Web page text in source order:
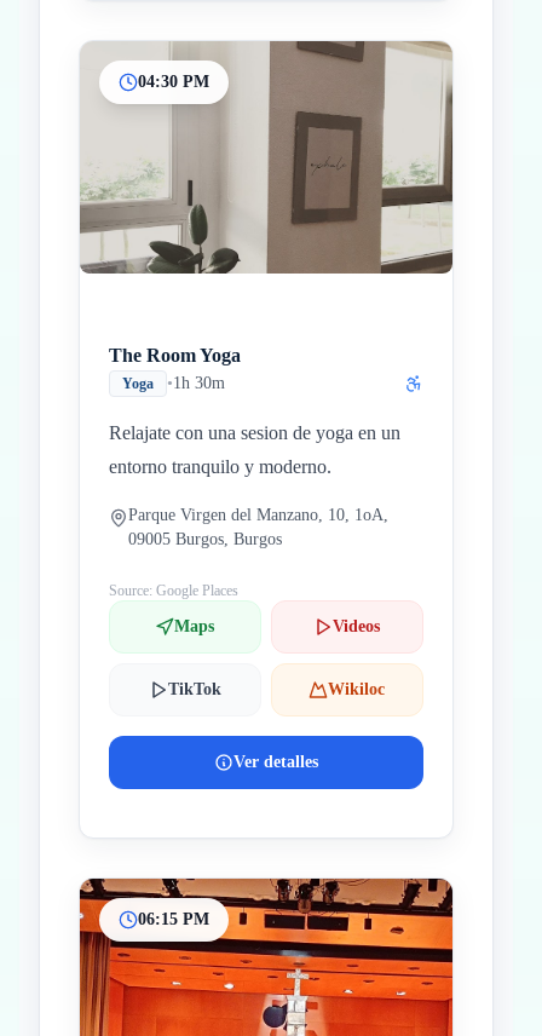
04:30 PM
The Room Yoga
Yoga •1h 30m
Relajate con una sesion de yoga en un
entorno tranquilo y moderno.
Parque Virgen del Manzano, 10, 1oA,
09005 Burgos, Burgos
Source: Google Places
Maps Videos
TikTok Wikiloc
Ver detalles
06:15 PM